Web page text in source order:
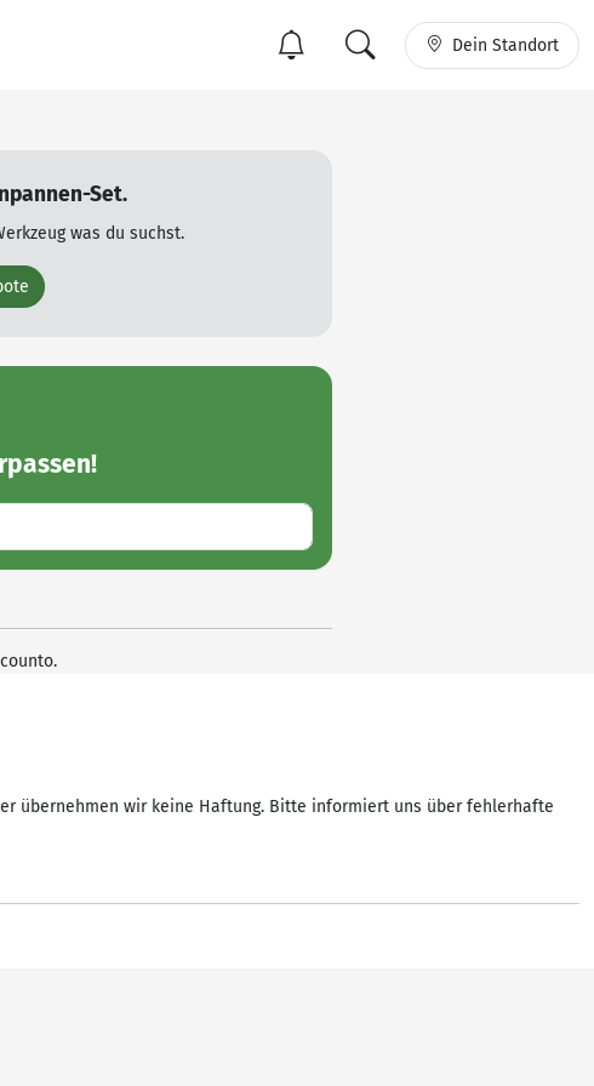
Dein Standort
Set.
was du suchst.
übernehmen wir keine Haftung. Bitte informiert uns über fehlerhafte